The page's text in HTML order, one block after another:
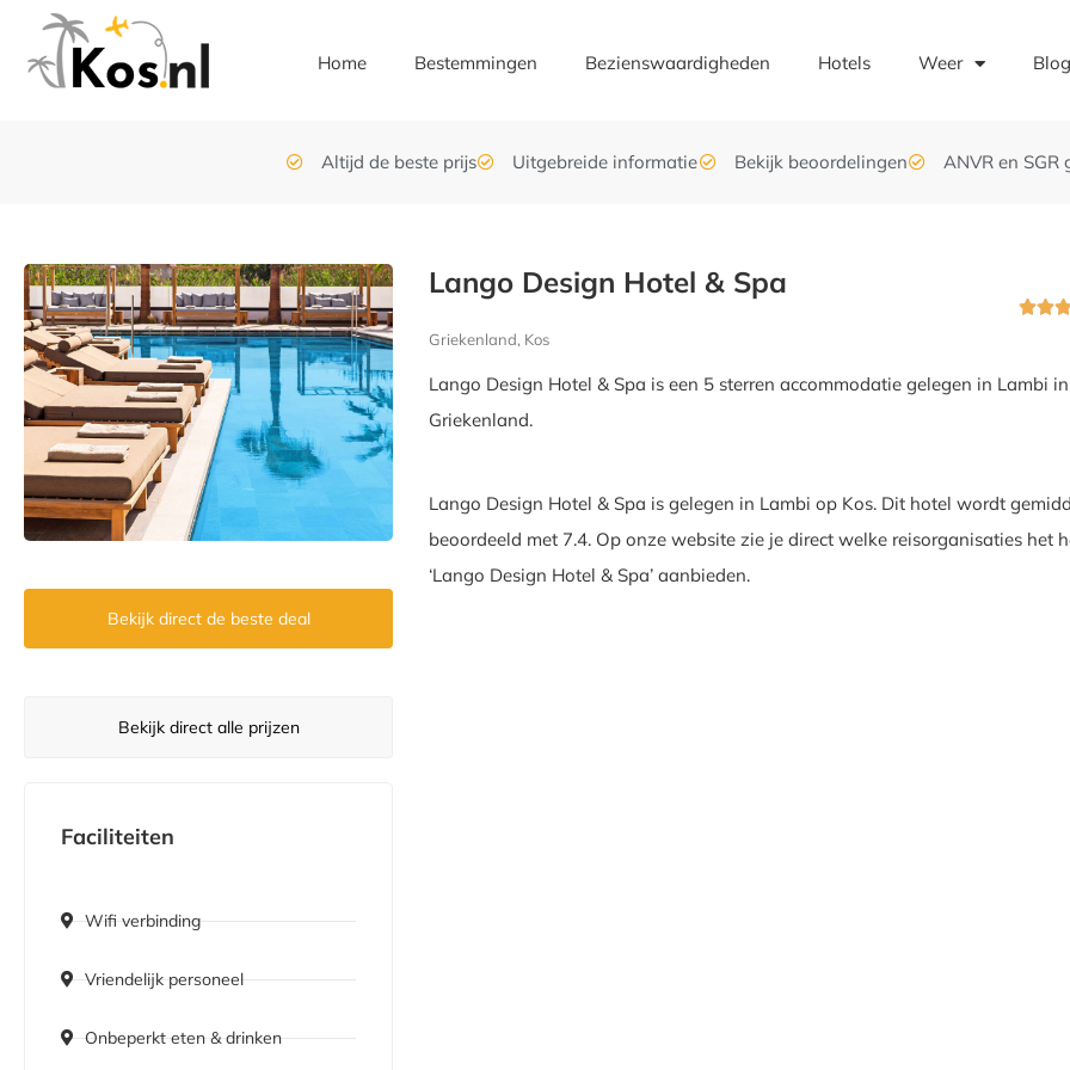
Home Bestemmingen Bezienswaardigheden Hotels Weer
Altijd de beste prijs Uitgebreide informatie Bekijk beoordelingen ANVR en SGR
Bekijk direct de beste deal
Bekijk direct alle prijzen
Faciliteiten
Wifi verbinding
Vriendelijk personeel
Onbeperkt eten & drinken
Lango Design Hotel & Spa
Griekenland, Kos

Lango Design Hotel & Spa is een 5 sterren accommodatie gelegen in Lambi in
Griekenland.
Lango Design Hotel & Spa is gelegen in Lambi op Kos. Dit hotel wordt
beoordeeld met 7.4. Op onze website zie je direct welke reisorganisaties het
‘Lango Design Hotel & Spa’ aanbieden.